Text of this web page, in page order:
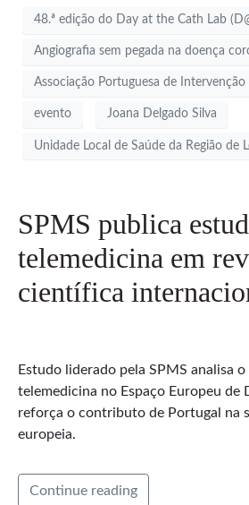
48.ª edição do Day at the Cath Lab
Angiografia sem pegada na doença
Associação Portuguesa de Intervenção
evento Joana Delgado Silva
Unidade Local de Saúde da Região de
SPMS publica
telemedicina em
científica
Estudo liderado pela SPMS analisa o
telemedicina no Espaço Europeu de
reforça o contributo de Portugal na
europeia.
Continue reading